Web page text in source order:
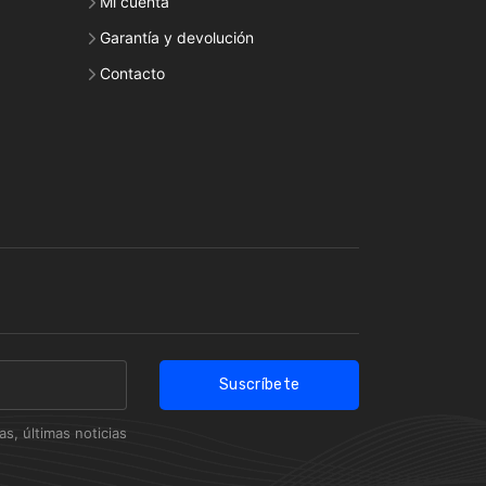
Garantía y devolución
Contacto
últimas noticias
Suscríbete